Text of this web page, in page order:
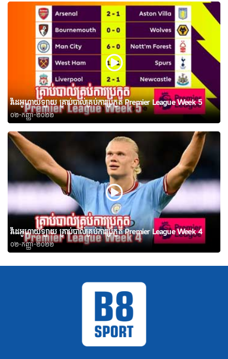
វីដេអូហាយឡាយ គ្រាប់បាល់គ្រប់ការប្រកួត Premier League Week 5
០២-កញ្ញា-២០២២
វីដេអូហាយឡាយ គ្រាប់បាល់គ្រប់ការប្រកួត Premier League Week 4
០២-កញ្ញា-២០២២